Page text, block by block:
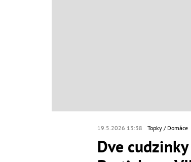
19.5.2026 13:38 Topky Domáce
Dve